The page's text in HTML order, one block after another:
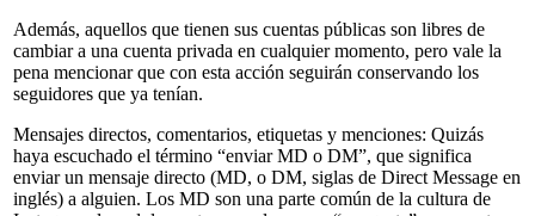
Además, aquellos que tienen sus cuentas públicas son libres de
cambiar a una cuenta privada en cualquier momento, pero vale la
pena mencionar que con esta acción seguirán conservando los
seguidores que ya tenían.
Mensajes directos, comentarios, etiquetas y menciones: Quizás
haya escuchado el término “enviar MD o DM”, que significa
enviar un mensaje directo (MD, o DM, siglas de Direct Message en
inglés) a alguien. Los MD son una parte común de la cultura de